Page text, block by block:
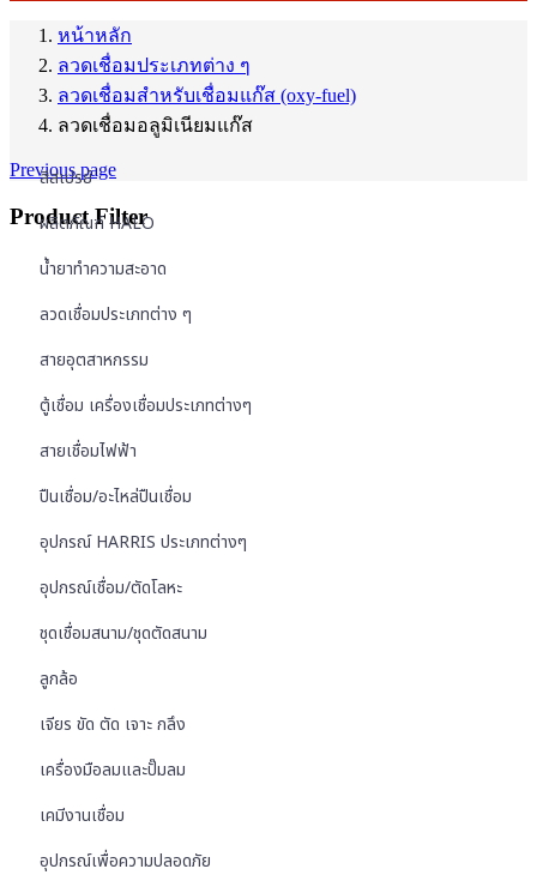
หน้าหลัก
ลวดเชื่อมประเภทต่าง ๆ
ลวดเชื่อมสำหรับเชื่อมแก๊ส (oxy-fuel)
ลวดเชื่อมอลูมิเนียมแก๊ส
Previous page
Product Filter
สีสเปรย์
ผลิตภัณฑ์ HALO
น้ำยาทำความสะอาด
ลวดเชื่อมประเภทต่าง ๆ
สายอุตสาหกรรม
ตู้เชื่อม เครื่องเชื่อมประเภทต่างๆ
สายเชื่อมไฟฟ้า
ปืนเชื่อม/อะไหล่ปืนเชื่อม
อุปกรณ์ HARRIS ประเภทต่างๆ
อุปกรณ์เชื่อม/ตัดโลหะ
ชุดเชื่อมสนาม/ชุดตัดสนาม
ลูกล้อ
เจียร ขัด ตัด เจาะ กลึง
เครื่องมือลมและปั๊มลม
เคมีงานเชื่อม
อุปกรณ์เพื่อความปลอดภัย